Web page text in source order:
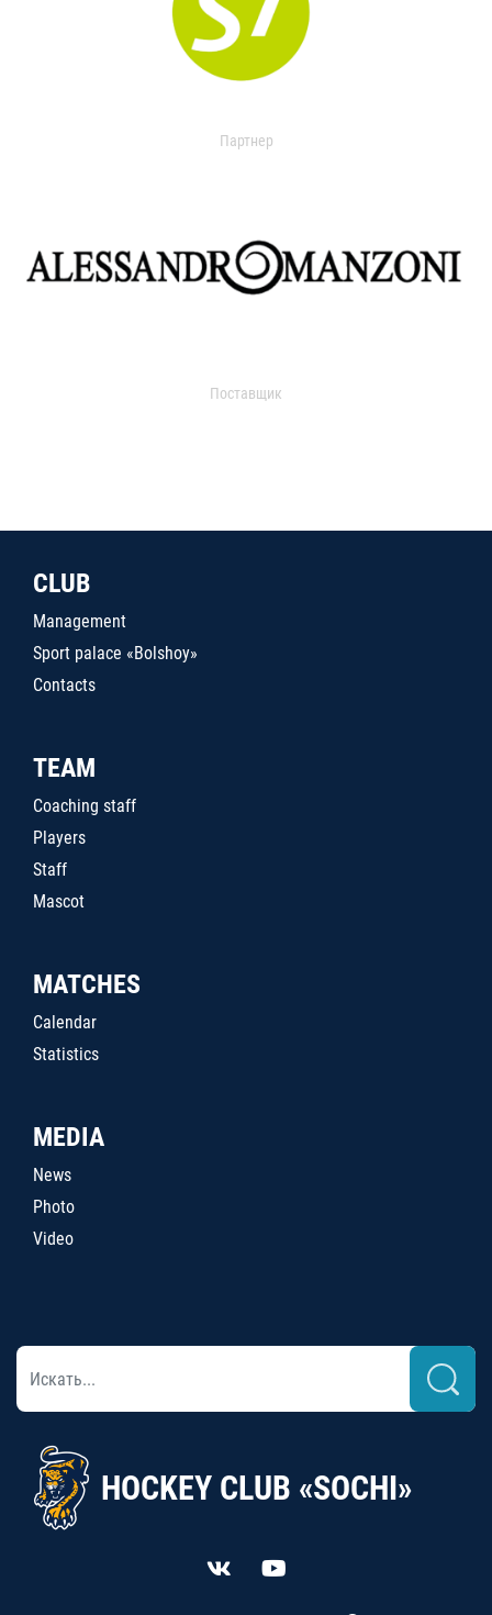
Партнер
Поставщик
CLUB
Management
Sport palace «Bolshoy»
Contacts
TEAM
Coaching staff
Players
Staff
Mascot
MATCHES
Calendar
Statistics
MEDIA
News
Photo
Video
HOCKEY CLUB «SOCHI»